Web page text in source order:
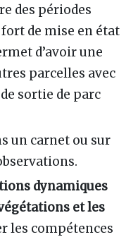
des périodes
de mise en état
d’avoir une
parcelles avec
sortie de parc
un carnet ou sur
dynamiques
et les
les compétences